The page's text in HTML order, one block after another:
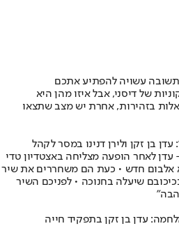
עשויה להפתיע אתכם
של דיסני, אבל איזו מהן היא
בזהירות, אחרת יש מצב שתצאו
בן זקן ולירן דנינו במסר לקהל
לאחר הופעה מצליחה באצטדיון טדי
אלבום חדש • כעת הם משחררים את שיר
שיעלה בחנוכה • לפניכם השיר
עדן בן זקן בתפקיד חייה